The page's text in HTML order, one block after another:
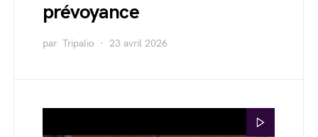
prévoyance
par Tripalio 23 avril 2026